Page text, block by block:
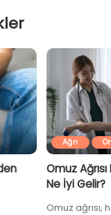
Ağrı
Omuz
Ne İyi Gelir?
Omuz ağrısı,